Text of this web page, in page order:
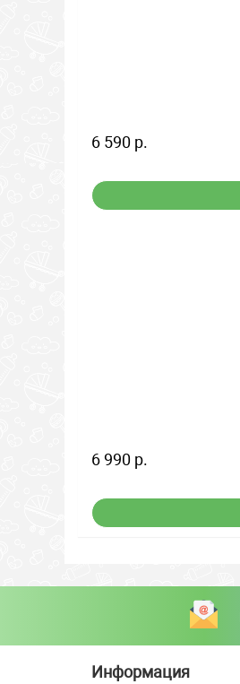
6 590 р.
6 990 р.
Информация